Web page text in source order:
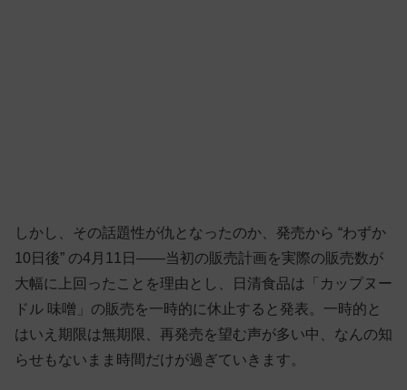
しかし、その話題性が仇となったのか、発売から “わずか
10日後” の4月11日——当初の販売計画を実際の販売数が
大幅に上回ったことを理由とし、日清食品は「カップヌー
ドル 味噌」の販売を一時的に休止すると発表。一時的と
はいえ期限は無期限、再発売を望む声が多い中、なんの知
らせもないまま時間だけが過ぎていきます。